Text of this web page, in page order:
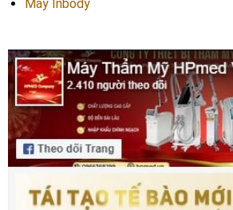
Máy Inbody